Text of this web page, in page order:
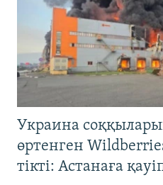
Украина
өртенген
тікті: Астанаға